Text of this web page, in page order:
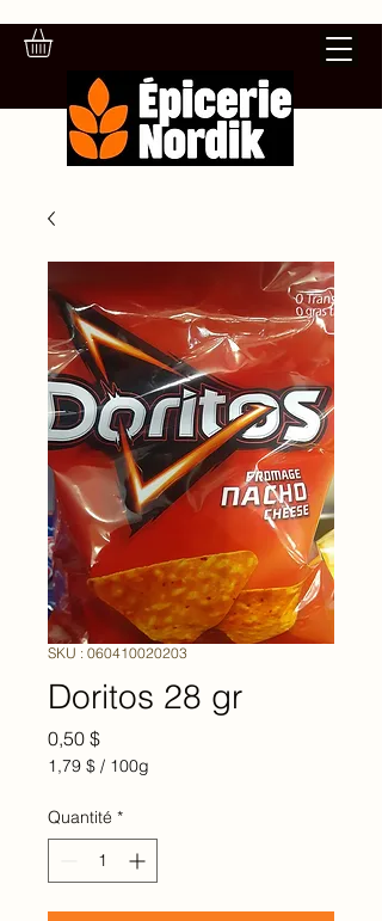
SKU : 060410020203
Doritos 28 gr
0,50 $Prix
1,79 $ / 100g
pour
100
Grammes
Quantité *